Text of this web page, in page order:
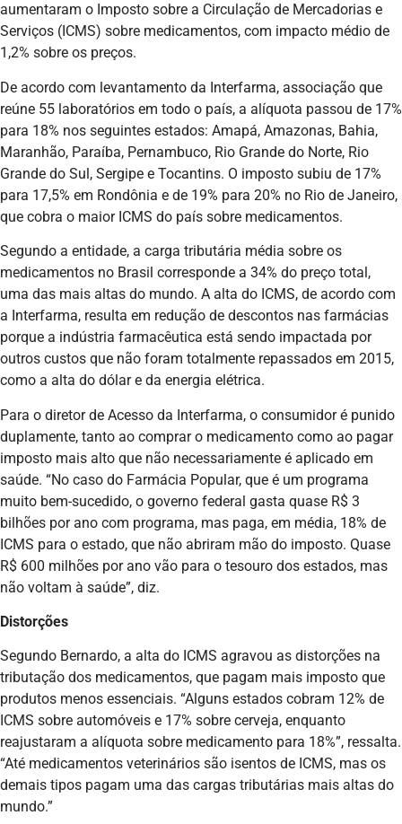
aumentaram o Imposto sobre a Circulação de Mercadorias e
Serviços (ICMS) sobre medicamentos, com impacto médio de
1,2% sobre os preços.
De acordo com levantamento da Interfarma, associação que
reúne 55 laboratórios em todo o país, a alíquota passou de 17%
para 18% nos seguintes estados: Amapá, Amazonas, Bahia,
Maranhão, Paraíba, Pernambuco, Rio Grande do Norte, Rio
Grande do Sul, Sergipe e Tocantins. O imposto subiu de 17%
para 17,5% em Rondônia e de 19% para 20% no Rio de Janeiro,
que cobra o maior ICMS do país sobre medicamentos.
Segundo a entidade, a carga tributária média sobre os
medicamentos no Brasil corresponde a 34% do preço total,
uma das mais altas do mundo. A alta do ICMS, de acordo com
a Interfarma, resulta em redução de descontos nas farmácias
porque a indústria farmacêutica está sendo impactada por
outros custos que não foram totalmente repassados em 2015,
como a alta do dólar e da energia elétrica.
Para o diretor de Acesso da Interfarma, o consumidor é punido
duplamente, tanto ao comprar o medicamento como ao pagar
imposto mais alto que não necessariamente é aplicado em
saúde. “No caso do Farmácia Popular, que é um programa
muito bem-sucedido, o governo federal gasta quase R$ 3
bilhões por ano com programa, mas paga, em média, 18% de
ICMS para o estado, que não abriram mão do imposto. Quase
R$ 600 milhões por ano vão para o tesouro dos estados, mas
não voltam à saúde”, diz.
Distorções
Segundo Bernardo, a alta do ICMS agravou as distorções na
tributação dos medicamentos, que pagam mais imposto que
produtos menos essenciais. “Alguns estados cobram 12% de
ICMS sobre automóveis e 17% sobre cerveja, enquanto
reajustaram a alíquota sobre medicamento para 18%”, ressalta.
“Até medicamentos veterinários são isentos de ICMS, mas os
demais tipos pagam uma das cargas tributárias mais altas do
mundo.”